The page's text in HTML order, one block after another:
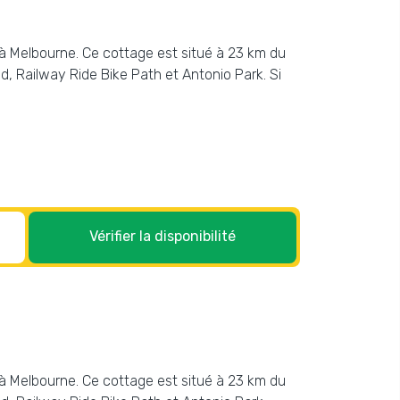
Melbourne. Ce cottage est situé à 23 km du
Railway Ride Bike Path et Antonio Park. Si
Vérifier la disponibilité
Melbourne. Ce cottage est situé à 23 km du